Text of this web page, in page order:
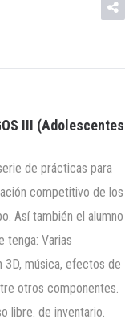
III (Adolescentes
de prácticas para
competitivo de los
Así también el alumno
tenga: Varias
3D, música, efectos de
otros componentes.
libre. de inventario.